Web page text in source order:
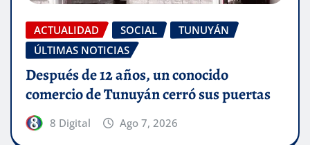
ACTUALIDAD SOCIAL
TUNUYÁN
ÚLTIMAS NOTICIAS
Después de 12 años, un conocido
comercio de Tunuyán cerró sus puertas
8 Digital Ago 7, 2026